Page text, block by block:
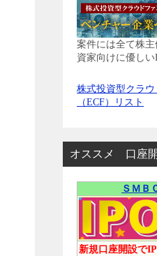
案件には全て株
資家向けに優しい
株式投資型クラ
（ECF）リスト
オススメ 口座
ＳＭＢ
新規口座開設で